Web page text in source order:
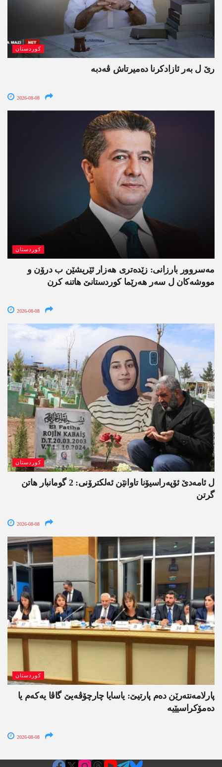
کوردستان
رێ ل بەر ئازادکرنا دەمیرتاش ڤەدبە
2026-08-08
کوردستان
مەسروور بارزانی: زێدەتری ھەزار ئێریشێن ب درۆن و
مووشەکان ل سەر ھەرێما کوردستانێ ھاتنە کرن
2026-08-08
کوردستان
ل ئامەدێ ئۆپەراسیۆنا تاوانێن ئەلکترۆنی: 2 گومانبار ھاتن
گرتن
2026-08-08
کوردستان
پارلامەنتەرێن دەم پارتیێ: یاسایا چارچۆڤەیێ گاڤا یەکەم یا
دەمۆکراسیێیە
2026-08-08